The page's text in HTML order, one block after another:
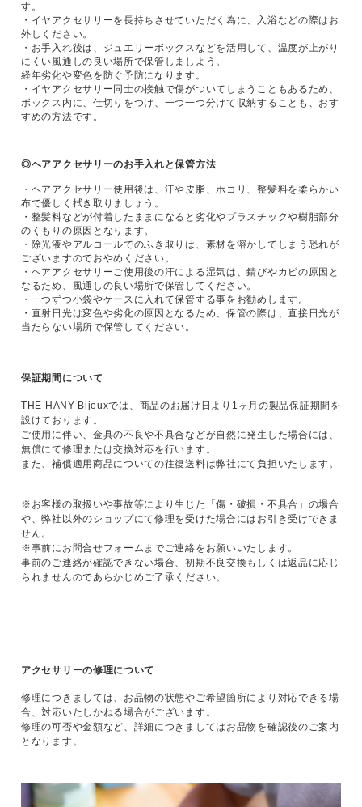
す。
・イヤアクセサリーを長持ちさせていただく為に、入浴などの際はお
外しください。
・お手入れ後は、ジュエリーボックスなどを活用して、温度が上がり
にくい風通しの良い場所で保管しましよう。
経年劣化や変色を防ぐ予防になります。
・イヤアクセサリー同士の接触で傷がついてしまうこともあるため、
ボックス内に、仕切りをつけ、一つ一つ分けて収納することも、おす
すめの方法です。
◎ヘアアクセサリーのお手入れと保管方法
・ヘアアクセサリー使用後は、汗や皮脂、ホコリ、整髪料を柔らかい
布で優しく拭き取りましょう。
・整髪料などが付着したままになると劣化やプラスチックや樹脂部分
のくもりの原因となります。
・除光液やアルコールでのふき取りは、素材を溶かしてしまう恐れが
ございますのでおやめください。
・ヘアアクセサリーご使用後の汗による湿気は、錆びやカビの原因と
なるため、風通しの良い場所で保管してください。
・一つずつ小袋やケースに入れて保管する事をお勧めします。
・直射日光は変色や劣化の原因となるため、保管の際は、直接日光が
当たらない場所で保管してください。
保証期間について
THE HANY Bijouxでは、商品のお届け日より1ヶ月の製品保証期間を
設けております。
ご使用に伴い、金具の不良や不具合などが自然に発生した場合には、
無償にて修理または交換対応を行います。
また、補償適用商品についての往復送料は弊社にて負担いたします。
※お客様の取扱いや事故等により生じた「傷・破損・不具合」の場合
や、弊社以外のショップにて修理を受けた場合にはお引き受けできま
せん。
※事前にお問合せフォームまでご連絡をお願いいたします。
事前のご連絡が確認できない場合、初期不良交換もしくは返品に応じ
られませんのであらかじめご了承ください。
アクセサリーの修理について
修理につきましては、お品物の状態やご希望箇所により対応できる場
合、対応いたしかねる場合がございます。
修理の可否や金額など、詳細につきましてはお品物を確認後のご案内
となります。